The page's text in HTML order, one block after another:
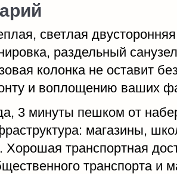
светлая
раздельный
колонка не оставит
и воплощению ваших
3 минуты пешком от
магазины,
Хорошая транспортная
транспорта и